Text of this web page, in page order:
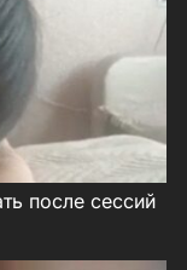
после сессий